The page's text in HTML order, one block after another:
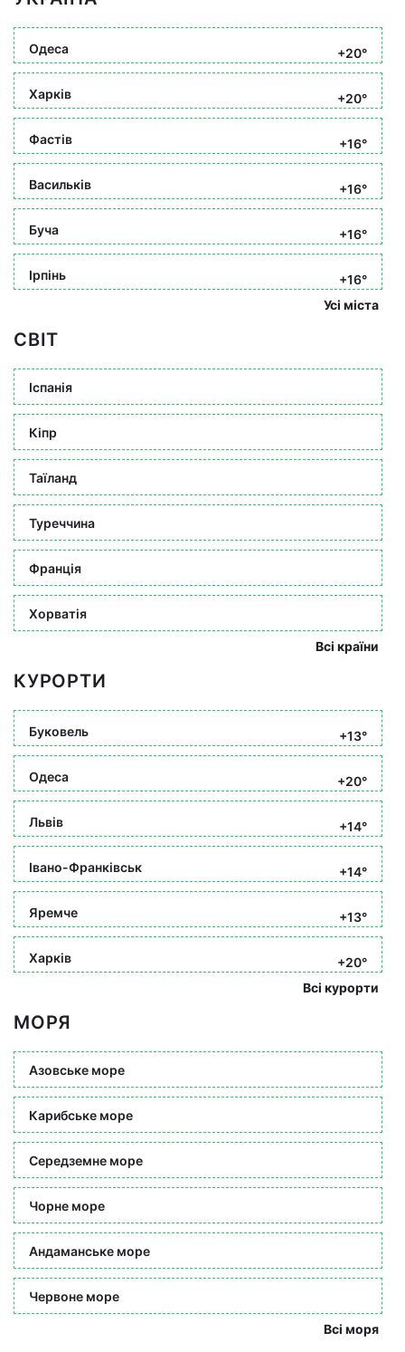
Одеса +20°
Харків +20°
Фастів +16°
Васильків +16°
Буча +16°
Ірпінь
+16°
Усі міста
СВІТ
Іспанія
Кіпр
Таїланд
Туреччина
Франція
Хорватія
Всі країни
КУРОРТИ
Буковель +13°
Одеса +20°
Львів +14°
Івано-Франківськ +14°
Яремче +13°
Харків
+20°
Всі курорти
МОРЯ
Азовське море
Карибське море
Середземне море
Чорне море
Андаманське море
Червоне море
Всі моря